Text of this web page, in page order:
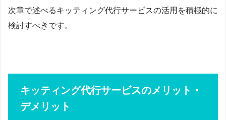
次章で述べるキッティング代行サービスの活用を積極的に
検討すべきです。
キッティング代行サービスのメリット・
デメリット